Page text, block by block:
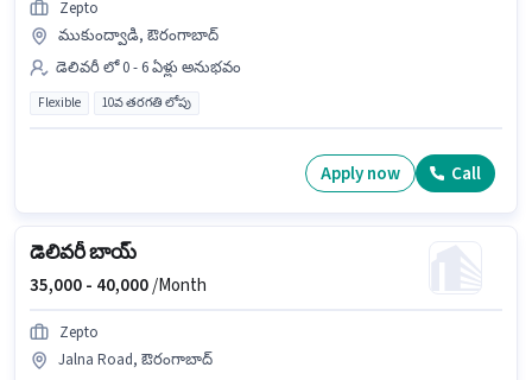
Zepto
ముకుంద్వాడి, ఔరంగాబాద్
డెలివరీ లో 0 - 6 ఏళ్లు అనుభవం
Flexible 10వ తరగతి లోపు
Apply now Call
డెలివరీ బాయ్
35,000 - 40,000/Month
Zepto
Jalna Road, ఔరంగాబాద్